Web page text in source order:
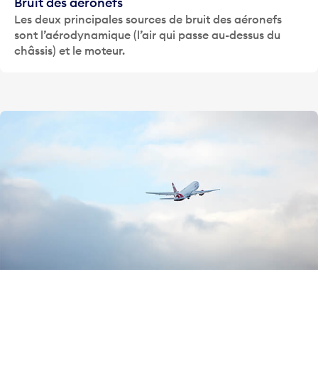
Les deux principales sources de bruit des aéronefs
sont l’aérodynamique (l’air qui passe au-dessus du
châssis) et le moteur.